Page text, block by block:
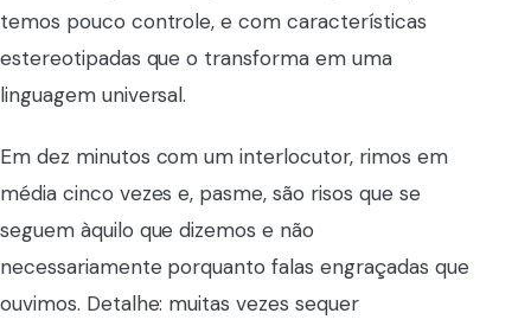
temos pouco controle, e com características
estereotipadas que o transforma em uma
linguagem universal.
Em dez minutos com um interlocutor, rimos em
média cinco vezes e, pasme, são risos que se
seguem àquilo que dizemos e não
necessariamente porquanto falas engraçadas que
ouvimos. Detalhe: muitas vezes sequer